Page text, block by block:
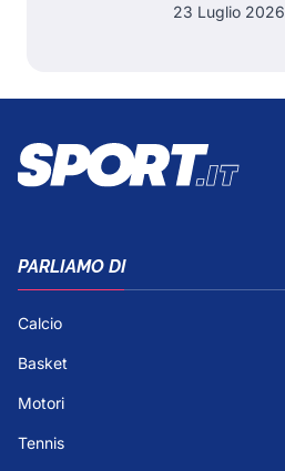
23 Luglio 2026
PARLIAMO DI
Calcio
Basket
Motori
Tennis